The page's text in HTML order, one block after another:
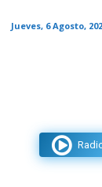
Jueves, 6 Agosto,